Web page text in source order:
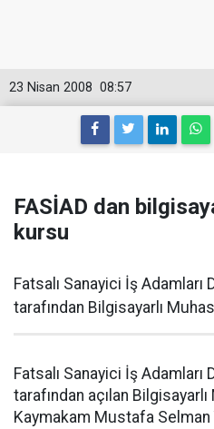
08:57
23 Nisan 2008
FASİAD dan
kursu
Fatsalı Sanayici İş Adamları
tarafından Bilgisayarlı
Fatsalı Sanayici İş Adamları
tarafından açılan
Kaymakam Mustafa